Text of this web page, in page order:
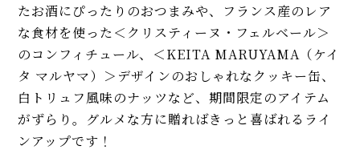
たお酒にぴったりのおつまみや、フランス産のレア
な食材を使った＜クリスティーヌ・フェルベール＞
のコンフィチュール、＜KEITA MARUYAMA（ケイ
タ マルヤマ）＞デザインのおしゃれなクッキー缶、
白トリュフ風味のナッツなど、期間限定のアイテム
がずらり。グルメな方に贈ればきっと喜ばれるライ
ンアップです！